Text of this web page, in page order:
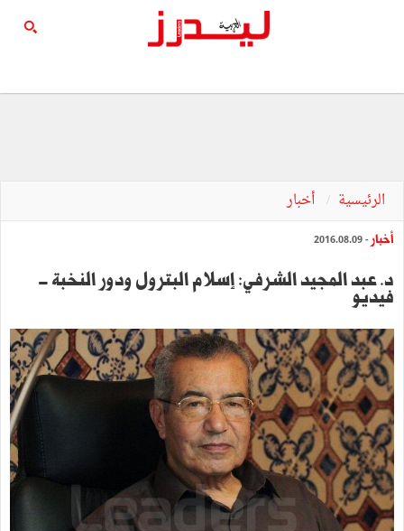
الرئيسية أخبار
أخبار - 2016.08.09
د. عبد المجيد الشرفي: إسلام البترول ودور النخبة -
فيديو